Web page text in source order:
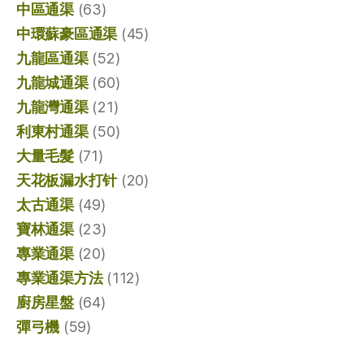
中區通渠(63)
中環蘇豪區通渠 (45)
九龍區通渠(52)
九龍城通渠(60)
九龍灣通渠(21)
利東村通渠(50)
大量毛髮(71)
天花板漏水打针(20)
太古通渠(49)
寶林通渠(23)
專業通渠(20)
專業通渠方法(112)
廚房星盤(64)
彈弓機 (59)